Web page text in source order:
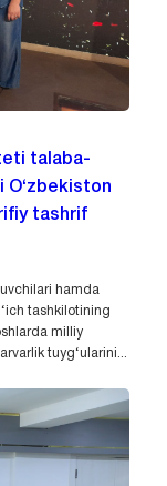
talaba-
O‘zbekiston
tashrif
hamda
tashkilotining
milliy
tuyg‘ularini...